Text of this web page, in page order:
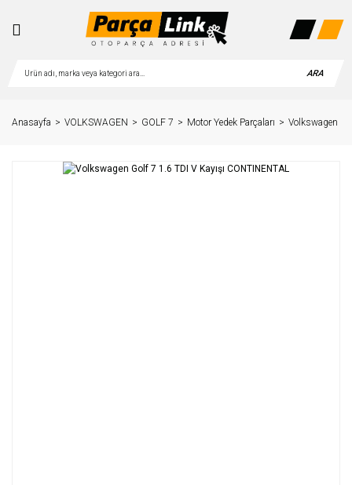
ARA
Anasayfa VOLKSWAGEN GOLF 7 Motor Yedek Parçaları Volkswagen